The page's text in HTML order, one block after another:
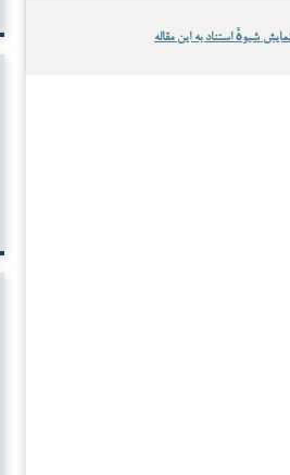
نمایش شیوهٔ استناد به این مقاله